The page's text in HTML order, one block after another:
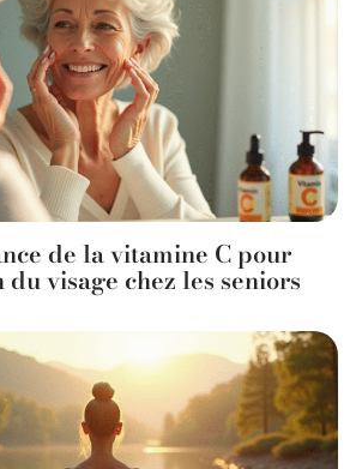
de la vitamine C pour
du visage chez les seniors